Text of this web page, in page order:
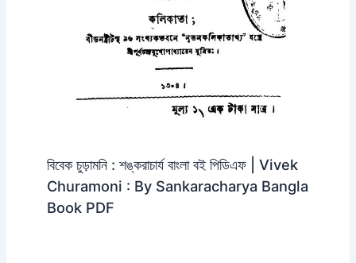
বিবেক চুড়ামনি : শঙ্করাচার্য বাংলা বই পিডিএফ | Vivek
Churamoni : By Sankaracharya Bangla
Book PDF